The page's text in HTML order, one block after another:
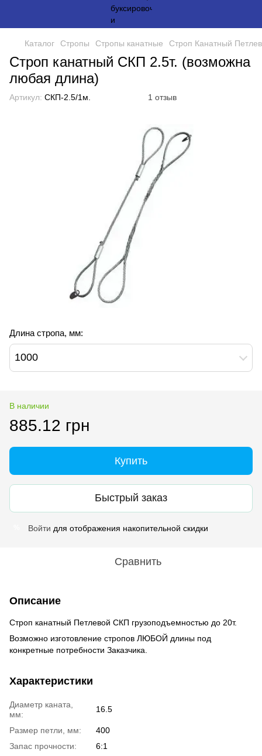
Каталог Стропы Стропы канатные Строп Канатный
Строп канатный СКП 2.5т. (возможна
любая длина)
Артикул: СКП-2.5/1м. 1 отзыв
Длина стропа, мм:
1000
В наличии
885.12 грн
Купить
Быстрый заказ
Войти для отображения накопительной скидки
Сравнить
Описание
Строп канатный Петлевой СКП грузоподъемностью до 20т.
Возможно изготовление стропов ЛЮБОЙ длины под
конкретные потребности Заказчика.
Характеристики
Диаметр каната,
мм:
16.5
Размер петли, мм:
400
Запас прочности:
6:1